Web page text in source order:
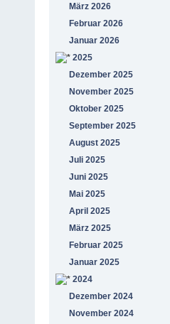
März 2026
Februar 2026
Januar 2026
2025
Dezember 2025
November 2025
Oktober 2025
September 2025
August 2025
Juli 2025
Juni 2025
Mai 2025
April 2025
März 2025
Februar 2025
Januar 2025
2024
Dezember 2024
November 2024